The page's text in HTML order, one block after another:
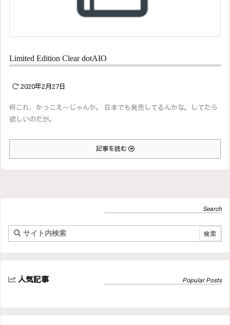
Limited Edition Clear dotAIO
2020年2月27日
何これ、かっこえ～じゃんか。 日本でも発売してるんかな。してたら
欲しいのだが。
記事を読む
人気記事